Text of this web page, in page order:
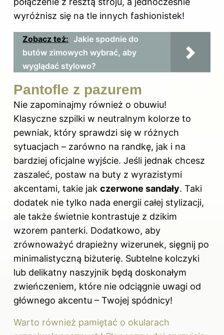
wyróżnisz się na tle innych fashionistek!
Zobacz też: Jakie spodnie do
butów zimowych wybrać, aby
wyglądać stylowo?
Pantofle z pazurem
Nie zapominajmy również o obuwiu!
Klasyczne szpilki w neutralnym kolorze to
pewniak, który sprawdzi się w różnych
sytuacjach – zarówno na randkę, jak i na
bardziej oficjalne wyjście. Jeśli jednak chcesz
zaszaleć, postaw na buty z wyrazistymi
akcentami, takie jak czerwone sandały. Taki
dodatek nie tylko nada energii całej stylizacji,
ale także świetnie kontrastuje z dzikim
wzorem panterki. Dodatkowo, aby
zrównoważyć drapieżny wizerunek, sięgnij po
minimalistyczną biżuterię. Subtelne kolczyki
lub delikatny naszyjnik będą doskonałym
zwieńczeniem, które nie odciągnie uwagi od
głównego akcentu – Twojej spódnicy!
Warto również pamiętać o okularach